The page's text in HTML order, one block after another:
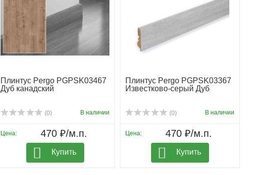
Плинтус Pergo PGPSK03467
Дуб канадский
(0) В наличии
Цена: 470 ₽/м.п.
Купить
Плинтус Pergo PGPSK03367
Известково-серый Дуб
(0) В наличии
Цена: 470 ₽/м.п.
Купить